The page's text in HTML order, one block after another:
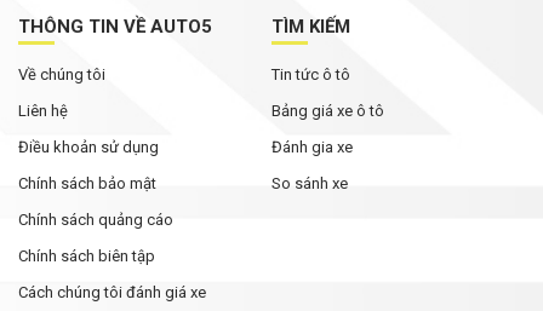
THÔNG TIN VỀ AUTO5
Về chúng tôi
Liên hệ
Điều khoản sử dụng
Chính sách bảo mật
Chính sách quảng cáo
Chính sách biên tập
Cách chúng tôi đánh giá xe
TÌM KIẾM
Tin tức ô tô
Bảng giá xe ô tô
Đánh gia xe
So sánh xe